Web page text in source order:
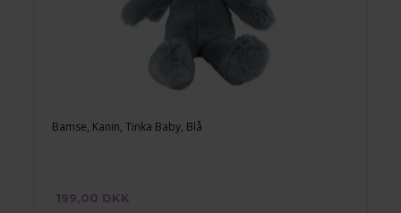
Bamse, Kanin, Tinka Baby, Blå
199,00 DKK